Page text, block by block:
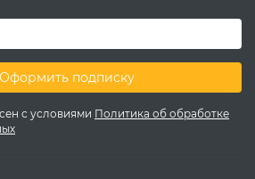
Оформить подписку
с условиями Политика об обработке